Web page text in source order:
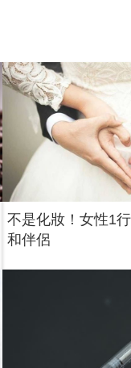
不是化妝！女性1
和伴侶